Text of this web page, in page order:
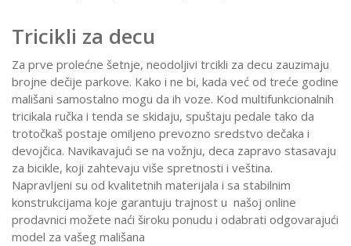
Tricikli za decu
Za prve prolećne šetnje, neodoljivi trcikli za decu zauzimaju
brojne dečije parkove. Kako i ne bi, kada već od treće godine
mališani samostalno mogu da ih voze. Kod multifunkcionalnih
tricikala ručka i tenda se skidaju, spuštaju pedale tako da
trotočkaš postaje omiljeno prevozno sredstvo dečaka i
devojčica. Navikavajući se na vožnju, deca zapravo stasavaju
za bicikle, koji zahtevaju više spretnosti i veština.
Napravljeni su od kvalitetnih materijala i sa stabilnim
konstrukcijama koje garantuju trajnost u našoj online
prodavnici možete naći široku ponudu i odabrati odgovarajući
model za vašeg mališana